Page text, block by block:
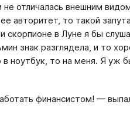
отличалась внешним
авторитет, то такой
в Луне я бы
знак разглядела, и то
ноутбук, то на меня. Я уж
финансистом! —